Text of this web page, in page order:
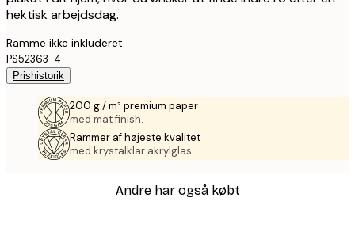
hektisk arbejdsdag.
Ramme ikke inkluderet.
PS52363-4
Prishistorik
200 g / m² premium paper
med mat finish.
Rammer af højeste kvalitet
med krystalklar akrylglas.
Andre har også købt